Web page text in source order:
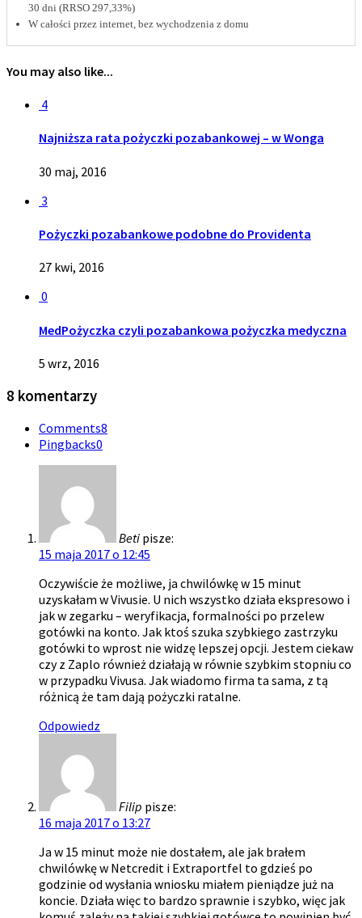
30 dni (RRSO 297,33%)
W całości przez internet, bez wychodzenia z domu
You may also like...
4
Najniższa rata pożyczki pozabankowej – w Wonga
30 maj, 2016
3
Pożyczki pozabankowe podobne do Providenta
27 kwi, 2016
0
MedPożyczka czyli pozabankowa pożyczka medyczna
5 wrz, 2016
8 komentarzy
Comments8
Pingbacks0
Beti pisze:
15 maja 2017 o 12:45
Oczywiście że możliwe, ja chwilówkę w 15 minut
uzyskałam w Vivusie. U nich wszystko działa ekspresowo i
jak w zegarku – weryfikacja, formalności po przelew
gotówki na konto. Jak ktoś szuka szybkiego zastrzyku
gotówki to wprost nie widzę lepszej opcji. Jestem ciekaw
czy z Zaplo również działają w równie szybkim stopniu co
w przypadku Vivusa. Jak wiadomo firma ta sama, z tą
różnicą że tam dają pożyczki ratalne.
Odpowiedz
Filip pisze:
16 maja 2017 o 13:27
Ja w 15 minut może nie dostałem, ale jak brałem
chwilówkę w Netcredit i Extraportfel to gdzieś po
godzinie od wysłania wniosku miałem pieniądze już na
koncie. Działa więc to bardzo sprawnie i szybko, więc jak